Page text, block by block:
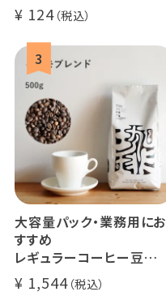
124
大容量パック・業務用にお
すすめ
レギュラーコーヒー豆
イツモブレンド 500g
1,544